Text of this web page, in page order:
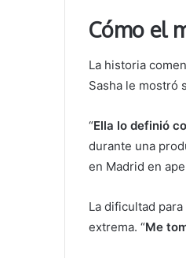
Cómo el
La historia
Sasha le mostró
“Ella lo definió
durante una
en Madrid en
La dificultad
extrema. “Me